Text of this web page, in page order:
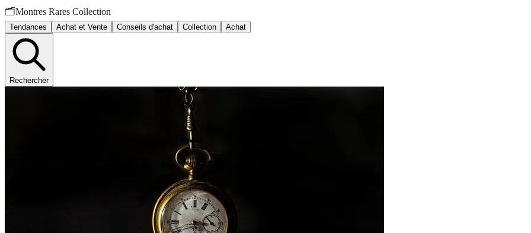
🗂️Montres Rares Collection
Tendances Achat et Vente Conseils d'achat Collection Achat
Rechercher